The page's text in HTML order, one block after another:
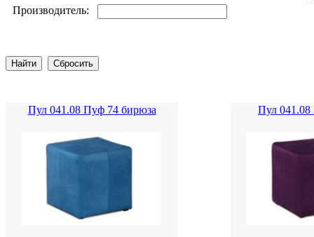
Производитель:
Пул 041.08 Пуф 74 бирюза Пул